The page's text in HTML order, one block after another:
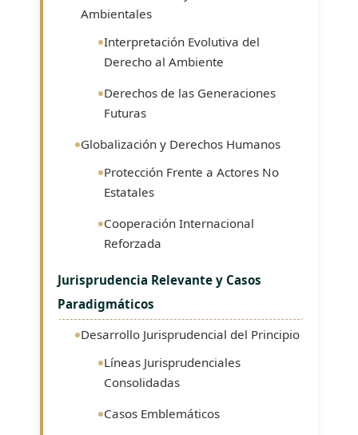
Ambientales
Interpretación Evolutiva del
Derecho al Ambiente
Derechos de las Generaciones
Futuras
Globalización y Derechos Humanos
Protección Frente a Actores No
Estatales
Cooperación Internacional
Reforzada
Jurisprudencia Relevante y Casos
Paradigmáticos
Desarrollo Jurisprudencial del Principio
Líneas Jurisprudenciales
Consolidadas
Casos Emblemáticos